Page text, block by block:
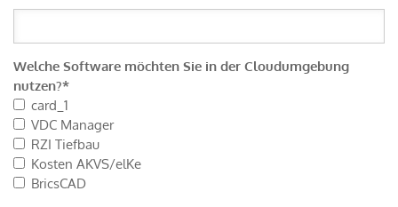
Welche Software möchten Sie in der Cloudumgebung
nutzen?*
card_1
VDC Manager
RZI Tiefbau
Kosten AKVS/elKe
BricsCAD